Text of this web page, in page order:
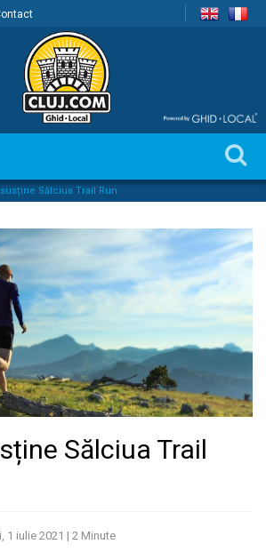
susține Sălciua Trail Run
Sălciua Trail
1 iulie 2021 | 2 Minute